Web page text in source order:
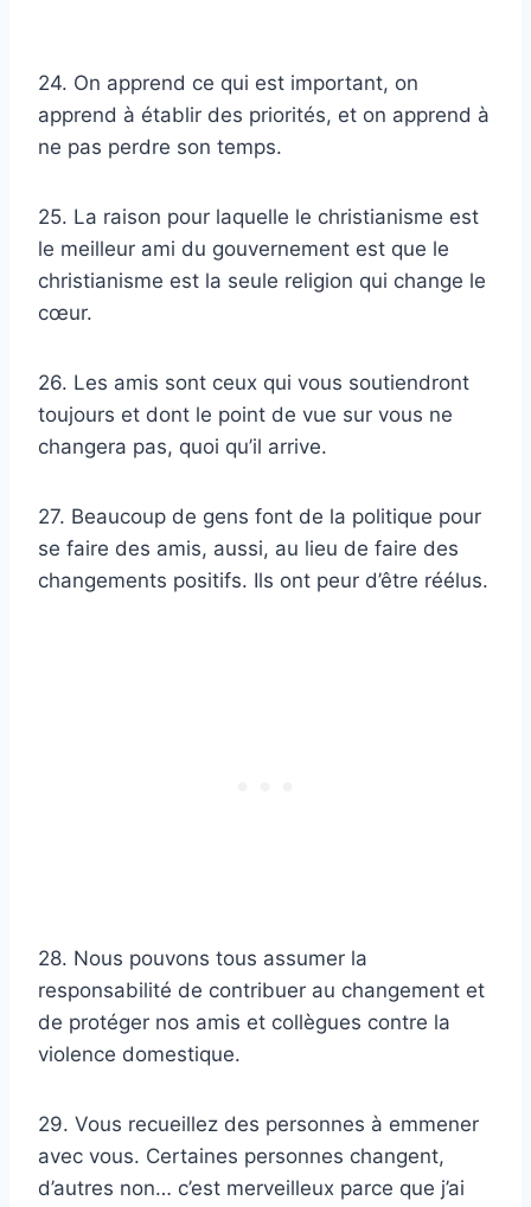
24. On apprend ce qui est important, on
apprend à établir des priorités, et on apprend à
ne pas perdre son temps.
25. La raison pour laquelle le christianisme est
le meilleur ami du gouvernement est que le
christianisme est la seule religion qui change le
cœur.
26. Les amis sont ceux qui vous soutiendront
toujours et dont le point de vue sur vous ne
changera pas, quoi qu’il arrive.
27. Beaucoup de gens font de la politique pour
se faire des amis, aussi, au lieu de faire des
changements positifs. Ils ont peur d’être réélus.
28. Nous pouvons tous assumer la
responsabilité de contribuer au changement et
de protéger nos amis et collègues contre la
violence domestique.
29. Vous recueillez des personnes à emmener
avec vous. Certaines personnes changent,
d’autres non… c’est merveilleux parce que j’ai